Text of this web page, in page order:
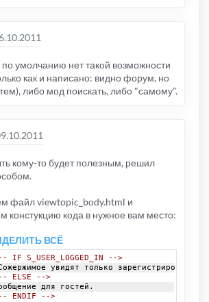
умолчанию нет такой возможности
как и написано: видно форум, но
либо мод поискать, либо "самому".
кому-то будет полезным, решил
файл viewtopic_body.html и
констукцию кода в нужное вам место:
ВСЁ
IF S_USER_LOGGED_IN -->
увидят только
ELSE -->
для гостей.
ENDIF -->